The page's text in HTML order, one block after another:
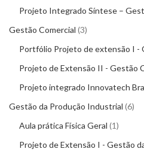
Projeto Integrado Síntese –
Gestão Comercial 3
Portfólio Projeto de extensão I -
Projeto de Extensão II - Gestão
Projeto integrado Innovatech
Gestão da Produção Industrial 6
Aula prática Física Geral 1
Projeto de Extensão I - Gestão